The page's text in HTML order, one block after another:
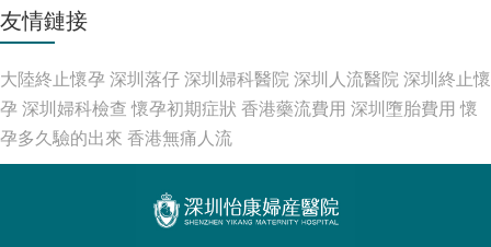
友情鏈接
大陸終止懷孕 深圳落仔深圳婦科醫院深圳人流醫院深圳終止懷
孕 深圳婦科檢查 懷孕初期症狀 香港藥流費用 深圳墮胎費用 懷
孕多久驗的出來 香港無痛人流